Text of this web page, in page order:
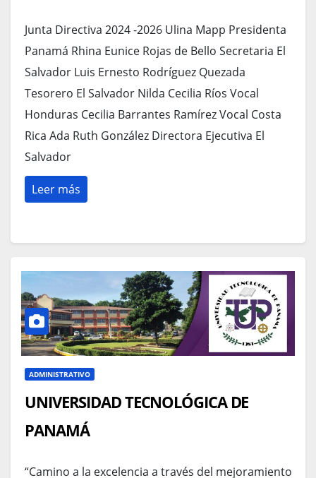
Junta Directiva 2024 -2026 Ulina Mapp Presidenta
Panamá Rhina Eunice Rojas de Bello Secretaria El
Salvador Luis Ernesto Rodríguez Quezada
Tesorero El Salvador Nilda Cecilia Ríos Vocal
Honduras Cecilia Barrantes Ramírez Vocal Costa
Rica Ada Ruth González Directora Ejecutiva El
Salvador
Leer más
ADMINISTRATIVO
UNIVERSIDAD TECNOLÓGICA DE
PANAMÁ
“Camino a la excelencia a través del mejoramiento